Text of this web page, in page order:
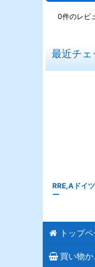
0件のレビ
最近チェ
RRE,Aドイ
ー
トップ
買い物か